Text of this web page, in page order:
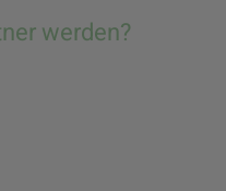
werden?